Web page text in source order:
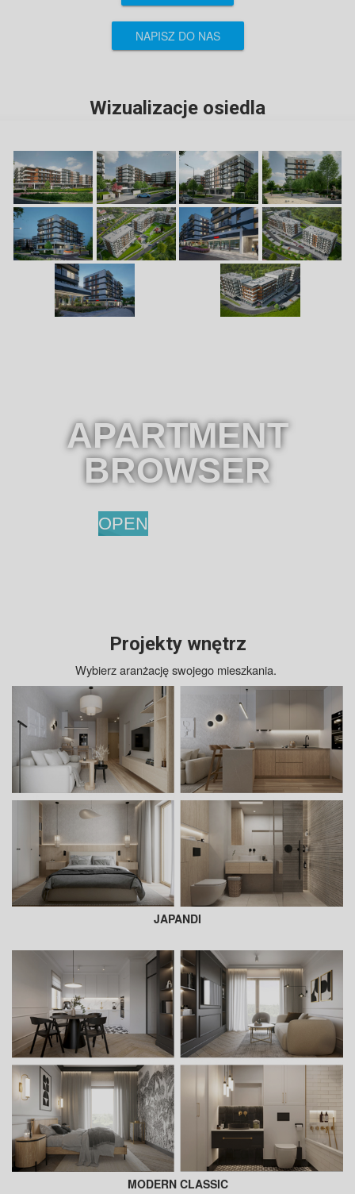
NAPISZ DO NAS
Wizualizacje osiedla
APARTMENT
BROWSER
OPEN
Projekty wnętrz
Wybierz aranżację swojego mieszkania.
JAPANDI
MODERN CLASSIC